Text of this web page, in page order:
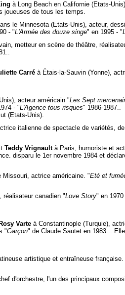
à Long Beach en Californie (Etats-
joueuses de tous les temps.
le Minnesota (Etats-Unis), acteur,
- "L'Armée des douze singe" en 1995 - "
metteur en scène de théâtre,
Carré à Étais-la-Sauvin (Yonne),
acteur américain "Les Sept
- "L'Agence tous risques" 1986-1987..
(Etats-Unis).
italienne de spectacle de variétés,
Teddy Vrignaultà Paris, humoriste et
disparu le 1er novembre 1984 et
Missouri, actrice américaine. "Eté et
réalisateur canadien "Love Story" en
Rosy Varte àConstantinople (Turquie),
"Garçon" de Claude Sautet en 1983...
artistique et entraîneuse
d'orchestre, l'un des principaux